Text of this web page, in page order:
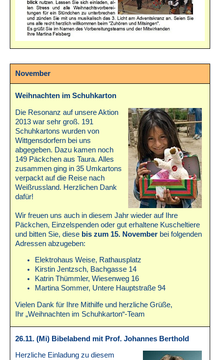
November
Weihnachten im Schuhkarton
Die Resonanz auf unsere Aktion
2013 war sehr groß. 191
Schuhkartons wurden von
Wittgensdorfern bei uns
abgegeben. Dazu kamen noch
149 Päckchen aus Taura. Alles
zusammen ging in 35 Umkartons
verpackt auf die Reise nach
Weißrussland. Herzlichen Dank
dafür!
Wir freuen uns auch in diesem Jahr wieder auf Ihre
Päckchen, Einzelspenden oder gut erhaltene Kuscheltiere
und bitten Sie, diese bis zum 15. November bei folgenden
Adressen abzugeben:
Elektrohaus Weise, Rathausplatz
Kirstin Jentzsch, Bachgasse 14
Katrin Thümmler, Wiesenweg 16
Martina Sommer, Untere Hauptstraße 94
Vielen Dank für Ihre Mithilfe und herzliche Grüße,
Ihr „Weihnachten im Schuhkarton“-Team
26.11. (Mi) Bibelabend mit Prof. Johannes Berthold
Herzliche Einladung zu diesem